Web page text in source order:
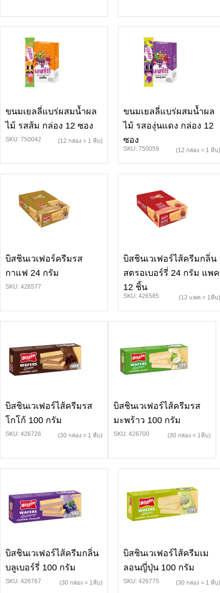
ขนมเยลลี่แบร่ผสมน้ำผล
ไม้ รสส้ม กล่อง 12 ซอง
SKU: 750042 (12 กล่อง = 1 หีบ)
ขนมเยลลี่แบร่ผสมน้ำผล
ไม้ รสองุ่นแดง กล่อง 12
ซอง
SKU: 750059 (12 กล่อง = 1 หีบ)
บิสชินเวเฟอร์ครีมรส
กาแฟ 24 กรัม
SKU: 426577
บิสชินเวเฟอร์ไส้ครีมกลิ่น
สตรอเบอร์รี่ 24 กรัม แพค
12 ชิ้น
SKU: 426585 (12 แพค = 1หีบ)
บิสชินเวเฟอร์ไส้ครีมรส
โกโก้ 100 กรัม
SKU: 426726 (30 กล่อง = 1 หีบ)
บิสชินเวเฟอร์ไส้ครีมรส
มะพร้าว 100 กรัม
SKU: 426700 (30 กล่อง = 1หีบ)
บิสชินเวเฟอร์ไส้ครีมกลิ่น
บลูเบอร์รี่ 100 กรัม
SKU: 426767 (30 กล่อง = 1หีบ)
บิสชินเวเฟอร์ไส้ครีมเม
ลอนญี่ปุ่น 100 กรัม
SKU: 426775 (30 กล่อง = 1 หีบ)